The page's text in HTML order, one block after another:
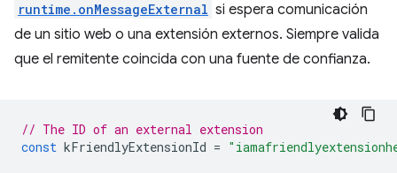
runtime.onMessageExternal si espera comunicación
de un sitio web o una extensión externos. Siempre valida
que el remitente coincida con una fuente de confianza.
// The ID of an external extension
const kFriendlyExtensionId =